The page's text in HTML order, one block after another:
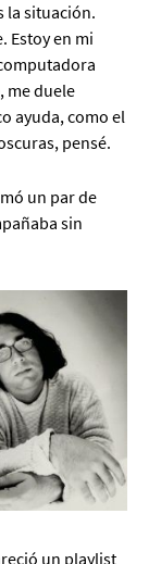
la situación.
Estoy en mi
me duele
ayuda, como el
pensé.
un par de
sin
un playlist